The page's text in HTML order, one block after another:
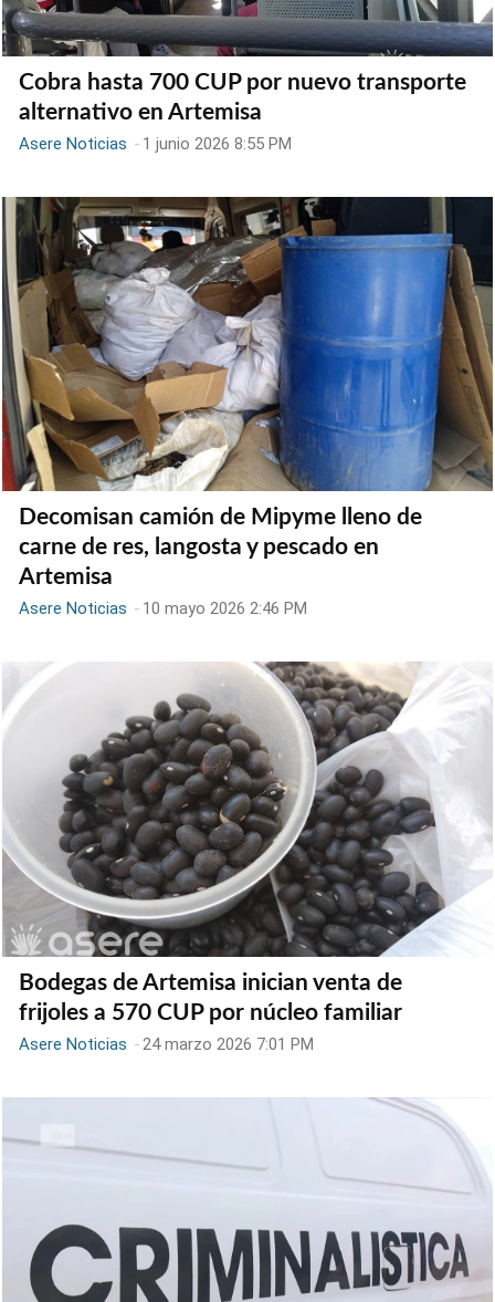
Cobra hasta 700 CUP por nuevo transporte
alternativo en Artemisa
Asere Noticias - 1 junio 2026 8:55 PM
Decomisan camión de Mipyme lleno de
carne de res, langosta y pescado en
Artemisa
Asere Noticias - 10 mayo 2026 2:46 PM
Bodegas de Artemisa inician venta de
frijoles a 570 CUP por núcleo familiar
Asere Noticias -24 marzo 2026 7:01 PM